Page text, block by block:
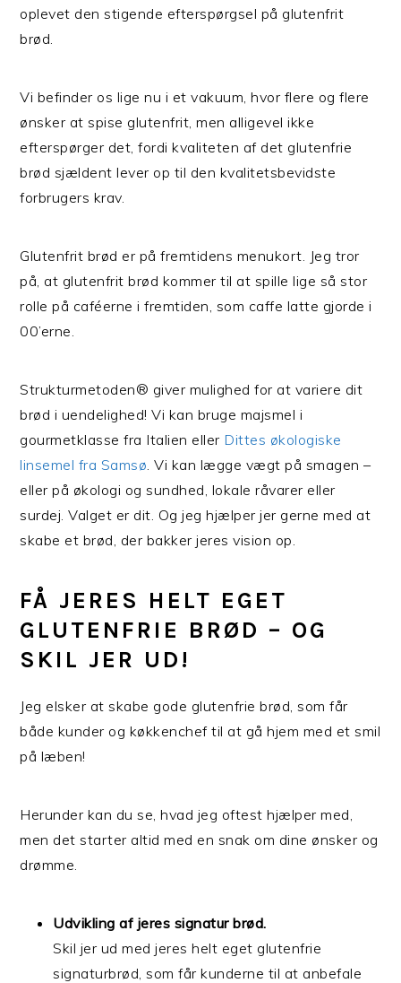
oplevet den stigende efterspørgsel på glutenfrit
brød.
Vi befinder os lige nu i et vakuum, hvor flere og flere
ønsker at spise glutenfrit, men alligevel ikke
efterspørger det, fordi kvaliteten af det glutenfrie
brød sjældent lever op til den kvalitetsbevidste
forbrugers krav.
Glutenfrit brød er på fremtidens menukort. Jeg tror
på, at glutenfrit brød kommer til at spille lige så stor
rolle på caféerne i fremtiden, som caffe latte gjorde i
00’erne.
Strukturmetoden® giver mulighed for at variere dit
brød i uendelighed! Vi kan bruge majsmel i
gourmetklasse fra Italien eller Dittes økologiske
linsemel fra Samsø . Vi kan lægge vægt på smagen –
eller på økologi og sundhed, lokale råvarer eller
surdej. Valget er dit. Og jeg hjælper jer gerne med at
skabe et brød, der bakker jeres vision op.
FÅ JERES HELT EGET
GLUTENFRIE BRØD – OG
SKIL JER UD!
Jeg elsker at skabe gode glutenfrie brød, som får
både kunder og køkkenchef til at gå hjem med et smil
på læben!
Herunder kan du se, hvad jeg oftest hjælper med,
men det starter altid med en snak om dine ønsker og
drømme.
Udvikling af jeres signatur brød.
Skil jer ud med jeres helt eget glutenfrie
signaturbrød, som får kunderne til at anbefale